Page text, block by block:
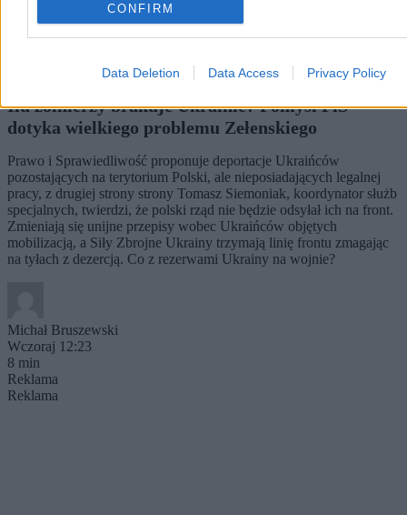
CONFIRM
Data Deletion Data Access Privacy Policy
Ilu żołnierzy brakuje Ukrainie? Pomysł PiS
dotyka wielkiego problemu Zełenskiego
Prawo i Sprawiedliwość proponuje deportacje Ukraińców
pozostających na terytorium Polski, ale nieposiadających legalnej
pracy, z drugiej strony strony Tomasz Siemoniak, koordynator służb
specjalnych, twierdzi, że polski rząd nie będzie odsyłał ich na front.
Zmieniają się unijne przepisy wobec Ukraińców objętych
mobilizacją, a Siły Zbrojne Ukrainy trzymają linię frontu zmagając
na tyłach z dezercją. Co z rezerwami Ukrainy na wojnie?
Michał Bruszewski
Wczoraj 12:23
8 min
Reklama
Reklama